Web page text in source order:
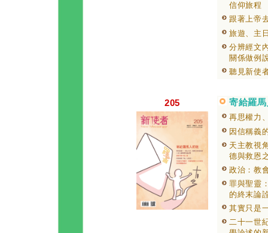
信仰旅程
跟著上帝
旅遊、主
分辨經文
關係做例
聽見新使
205 寄給羅
再思權力
因信稱義
天主教視
德與救恩
政治：教
罪與聖靈
的終末論
其實只是
二十一世